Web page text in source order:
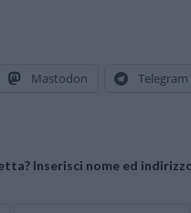
Mastodon Telegram
Inserisci nome ed